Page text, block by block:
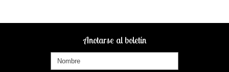
Anotarse al boletín